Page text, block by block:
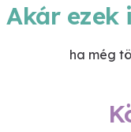
Akár ezek
ha még